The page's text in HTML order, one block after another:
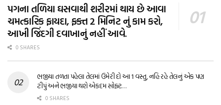
પગના તળિયા ઘસવાથી શરીરમાં થાય છે આવા
ચમત્કારિક ફાયદા, ફક્ત 2 મિનિટ નું કામ કરો,
આખી જિંદગી દવાખાનું નહીં આવે.
0 SHARES
ભજીયા તળતા પહેલા તેલમાં ઉમેરી દો આ 1 વસ્તુ, નહિ રહે તેલનું એક પણ
ટીપું અને ભજીયા થશે એકદમ સોફ્ટ…
0 SHARES